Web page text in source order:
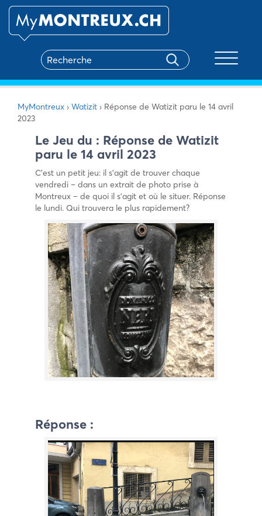
MyMontreux › Watizit › Réponse de Watizit paru le 14 avril
2023
Le Jeu du : Réponse de Watizit
paru le 14 avril 2023
C’est un petit jeu: il s’agit de trouver chaque
vendredi – dans un extrait de photo prise à
Montreux – de quoi il s’agit et où le situer. Réponse
le lundi. Qui trouvera le plus rapidement?
Réponse :